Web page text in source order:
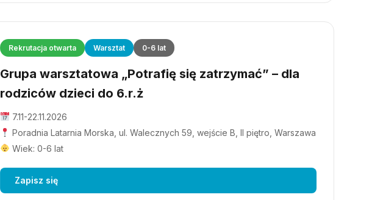
Rekrutacja otwarta Warsztat 0-6 lat
Grupa warsztatowa „Potrafię się zatrzymać” – dla
rodziców dzieci do 6.r.ż
7.11-22.11.2026
Poradnia Latarnia Morska, ul. Walecznych 59, wejście B, II piętro, Warszawa
Wiek: 0-6 lat
Zapisz się